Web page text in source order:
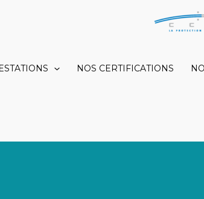
NOS CERTIFICATIONS